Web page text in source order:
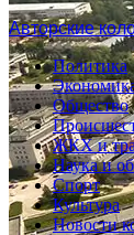
Авторские
Политика
Общество
ЖКХ и
Наука и
Спорт
Культура
Новости